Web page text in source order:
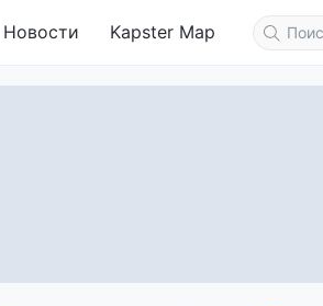
Новости Kapster Map